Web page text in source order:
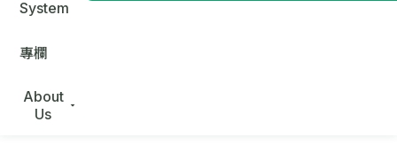
System
專欄
About
Us